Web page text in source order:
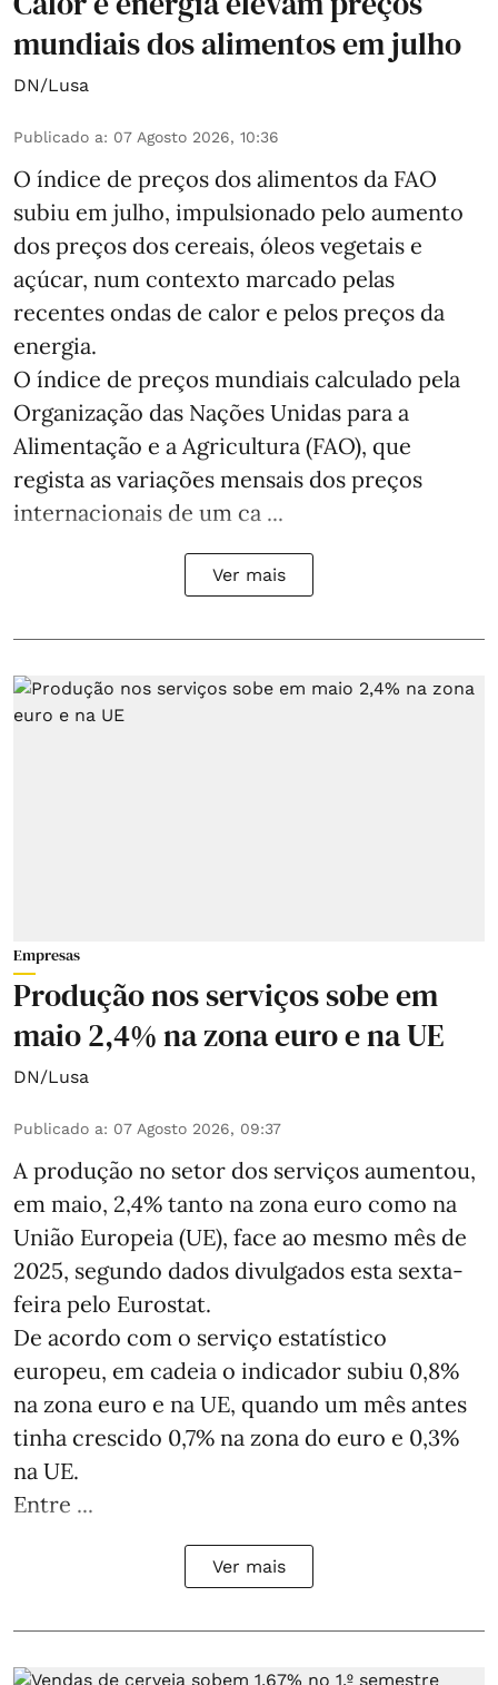
mundiais dos alimentos em julho
DN/Lusa
Publicado a: 07 Agosto 2026, 10:36
O índice de preços dos alimentos da FAO
subiu em julho, impulsionado pelo aumento
dos preços dos cereais, óleos vegetais e
açúcar, num contexto marcado pelas
recentes ondas de calor e pelos preços da
energia.
O índice de preços mundiais calculado pela
Organização das Nações Unidas para a
Alimentação e a Agricultura (FAO), que
regista as variações mensais dos preços
internacionais de um ca ...
Ver mais
Empresas
Produção nos serviços sobe em
maio 2,4% na zona euro e na UE
DN/Lusa
Publicado a: 07 Agosto 2026, 09:37
A produção no setor dos serviços aumentou,
em maio, 2,4% tanto na zona euro como na
União Europeia (UE), face ao mesmo mês de
2025, segundo dados divulgados esta sexta-
feira pelo Eurostat.
De acordo com o serviço estatístico
europeu, em cadeia o indicador subiu 0,8%
na zona euro e na UE, quando um mês antes
tinha crescido 0,7% na zona do euro e 0,3%
na UE.
Entre ...
Ver mais